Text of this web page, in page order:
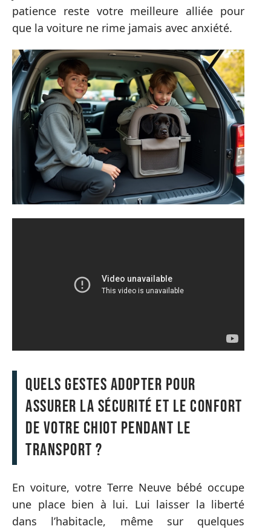
patience reste votre meilleure alliée pour
que la voiture ne rime jamais avec anxiété.
Quels gestes adopter pour
assurer la sécurité et le confort
de votre chiot pendant le
transport ?
En voiture, votre Terre Neuve bébé occupe
une place bien à lui. Lui laisser la liberté
dans l’habitacle, même sur quelques